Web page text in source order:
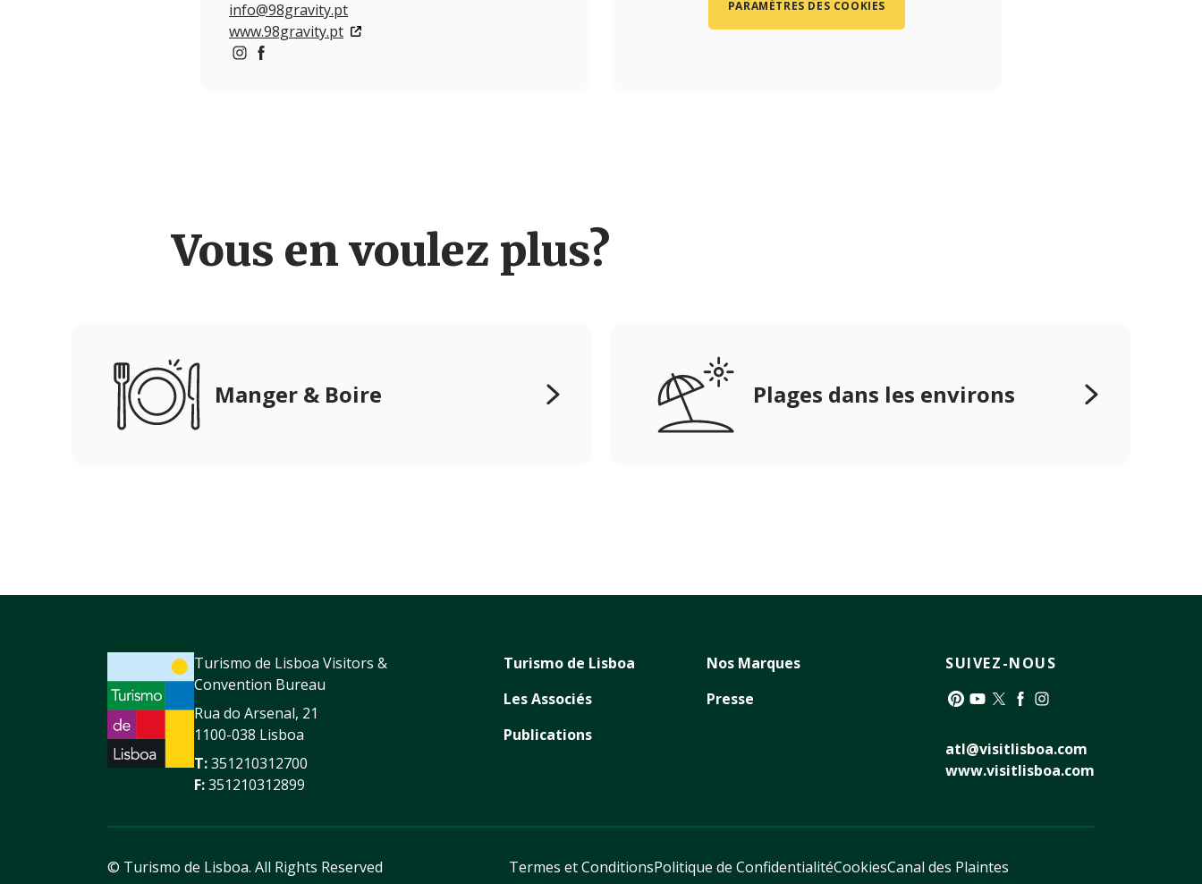
info@98gravity.pt
www.98gravity.pt
PARAMÈTRES DES COOKIES
Vous en voulez plus?
Manger & Boire Plages dans les environs
Turismo de Lisboa Visitors &
Convention Bureau
Rua do Arsenal, 21
1100-038 Lisboa
T:351210312700
F:351210312899
Turismo de Lisboa
Les Associés
Publications
Nos Marques
Presse
SUIVEZ-NOUS
atl@visitlisboa.com
www.visitlisboa.com
© Turismo de Lisboa. All Rights Reserved Termes et ConditionsPolitique de ConfidentialitéCookiesCanal des Plaintes